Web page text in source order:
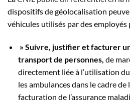
dispositifs de géolocalisation
véhicules utilisés par des employés
» Suivre, justifier et facturer
transport de personnes, de
directement liée à l’utilisation
les ambulances dans le cadre
facturation de l’assurance